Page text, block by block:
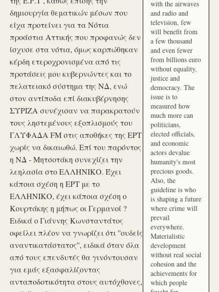
δημιουργία θεματικών μέσων που
είχα προτείνει για τα Νότια
προάστια Αττικής που προφανώς δεν
ίσχυσε στα νότια, όμως καρπώθηκαν
κέρδη ετεροχρονισμένα από τις
προτάσεις μου κυβερνώντες και το
πελατειακό σύστημα της ΝΔ, ενώ
στον αντίποδα επί διακυβέρνησης
ΣΥΡΙΖΑ συνέχισαν να παρακρατούν
τους ληστεμένους εξοπλισμούς του
ΓΛΥΦΑΔΑ FM στις αποθήκες της ΕΡΤ
χωρίς να δικαιωθώ. Επί του παρόντος
η ΝΔ - Μητσοτάκη συνεχίζει την
λεηλασία στο ΕΛΛΗΝΙΚΟ. Έχει
κάποια σχέση η ΕΡΤ με το
ΕΛΛΗΝΙΚΟ, έχει κάποια σχέση ο
Κουρτάκης η μήπως οι Γερμανοί ?
Ειδικά ο Γιάννης Κωνσταντάτος
οφείλει πλέον να γνωρίζει ότι ''ουδείς
αναντικατάστατος'', ειδικά όταν όλα
από τους επενδυτές θα γινόντουσαν
για εμάς εξασφαλίζοντας
ανταποδοτικότητα στους αυτόχθονες,
with the airwaves
and radio and
television, few
will benefit from
a few thousand
and even fewer
from billions euro
without equality,
justice and
democracy. The
issue is to
measured how
much more can
politicians,
elected officials,
and economic
actors devalue
humanity's most
precious goods.
Also, the
guideline is who
is shaping a future
where crime will
prevail
everywhere.
Materialistic
development
without real social
cohesion and the
achievements for
which people